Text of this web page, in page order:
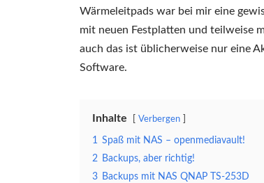
Wärmeleitpads war bei mir eine
mit neuen Festplatten und teilweise
auch das ist üblicherweise nur eine
Software.
Inhalte Verbergen
1 Spaß mit NAS – openmediavault!
2 Backups, aber richtig!
3 Backups mit NAS QNAP TS-253D